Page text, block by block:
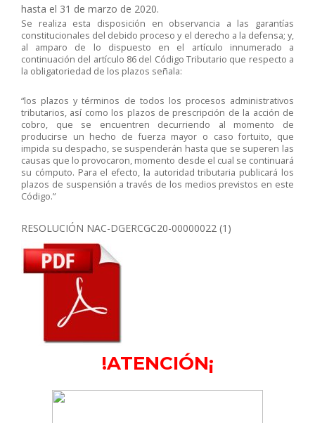
hasta el 31 de marzo de 2020.
Se realiza esta disposición en observancia a las garantías
constitucionales del debido proceso y el derecho a la defensa; y,
al amparo de lo dispuesto en el artículo innumerado a
continuación del artículo 86 del Código Tributario que respecto a
la obligatoriedad de los plazos señala:
“los plazos y términos de todos los procesos administrativos
tributarios, así como los plazos de prescripción de la acción de
cobro, que se encuentren decurriendo al momento de
producirse un hecho de fuerza mayor o caso fortuito, que
impida su despacho, se suspenderán hasta que se superen las
causas que lo provocaron, momento desde el cual se continuará
su cómputo. Para el efecto, la autoridad tributaria publicará los
plazos de suspensión a través de los medios previstos en este
Código.”
RESOLUCIÓN NAC-DGERCGC20-00000022 (1)
!ATENCIÓN¡